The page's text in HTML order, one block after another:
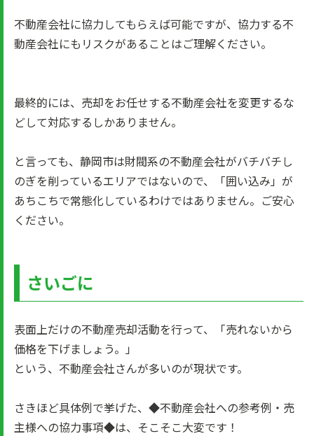
不動産会社に協力してもらえば可能ですが、協力する不
動産会社にもリスクがあることはご理解ください。
最終的には、売却をお任せする不動産会社を変更するな
どして対応するしかありません。
と言っても、静岡市は財閥系の不動産会社がバチバチし
のぎを削っているエリアではないので、「囲い込み」が
あちこちで常態化しているわけではありません。ご安心
ください。
さいごに
表面上だけの不動産売却活動を行って、「売れないから
価格を下げましょう。」
という、不動産会社さんが多いのが現状です。
さきほど具体例で挙げた、◆不動産会社への参考例・売
主様への協力事項◆は、そこそこ大変です！